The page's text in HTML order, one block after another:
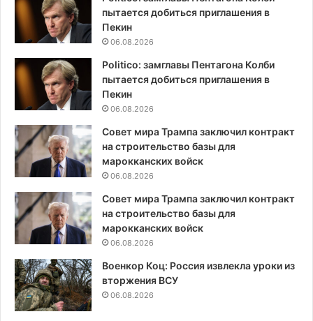
пытается добиться приглашения в
Пекин
06.08.2026
Politico: замглавы Пентагона Колби
пытается добиться приглашения в
Пекин
06.08.2026
Совет мира Трампа заключил контракт
на строительство базы для
марокканских войск
06.08.2026
Совет мира Трампа заключил контракт
на строительство базы для
марокканских войск
06.08.2026
Военкор Коц: Россия извлекла уроки из
вторжения ВСУ
06.08.2026